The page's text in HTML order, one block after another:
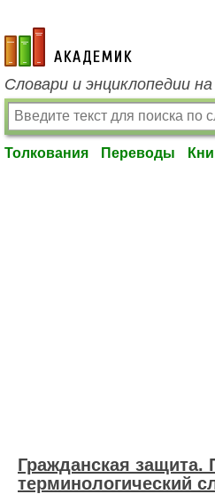
academic.ru
Словари и энциклопедии
Толкования Переводы
Гражданская защита.
терминологический